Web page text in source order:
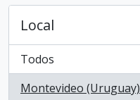
Local
Todos
Montevideo (Uruguay)
, 1 resultados